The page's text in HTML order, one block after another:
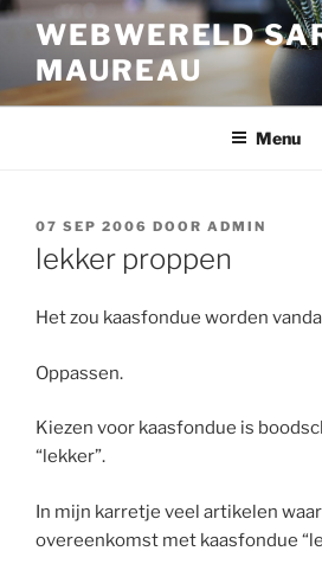
Ga
inhoud
WEBWERELD
MAUREAU
Menu
GEPLAATST
OP
07 SEP 2006 DOOR ADMIN
lekker proppen
Het zou kaasfondue worden
Oppassen.
Kiezen voor kaasfondue is
“lekker”.
In mijn karretje veel artikelen
overeenkomst met kaasfondue